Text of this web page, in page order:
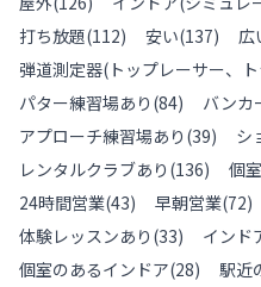
打ち放題(112) 安い(137) 広
弾道測定器(トップレーサー、
パター練習場あり (84) バンカ
アプローチ練習場あり (39) シ
レンタルクラブあり (136) 個
24時間営業(43) 早朝営業(72)
体験レッスンあり (33) インド
個室のあるインドア(28) 駅近